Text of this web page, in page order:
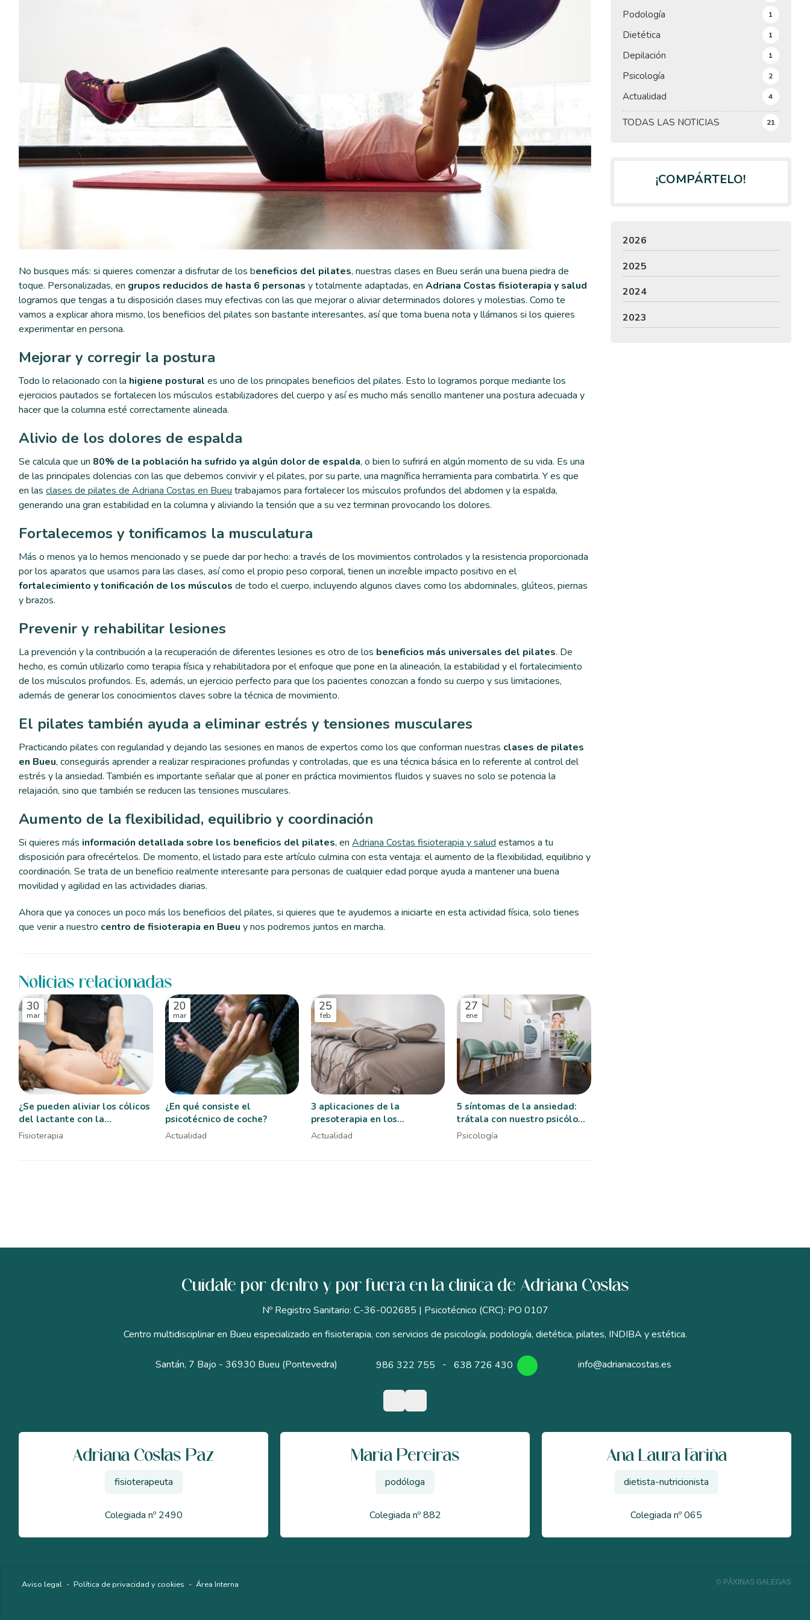
TODAS LAS NOTICIAS 21
Podología
1
Dietética 1
Depilación 1
Psicología 2
Actualidad 4
No busques más: si quieres comenzar a disfrutar de los beneficios del pilates, nuestras clases en Bueu serán una buena piedra de
toque. Personalizadas, en grupos reducidos de hasta 6 personas y totalmente adaptadas, enAdriana Costas fisioterapia y salud
logramos que tengas a tu disposición clases muy efectivas con las que mejorar o aliviar determinados dolores y molestias. Como te
vamos a explicar ahora mismo, los beneficios del pilates son bastante interesantes, así que toma buena nota y llámanos si los quieres
experimentar en persona.
Mejorar y corregir la postura
Todo lo relacionado con la higiene posturales uno de los principales beneficios del pilates. Esto lo logramos porque mediante los
ejercicios pautados se fortalecen los músculos estabilizadores del cuerpo y así es mucho más sencillo mantener una postura adecuada y
hacer que la columna esté correctamente alineada.
Alivio de los dolores de espalda
Se calcula que un 80% de la población ha sufrido ya algún dolor de espalda, o bien lo sufrirá en algún momento de su vida. Es una
de las principales dolencias con las que debemos convivir y el pilates, por su parte, una magnífica herramienta para combatirla. Y es que
en lasclases de pilates de Adriana Costas en Bueu trabajamos para fortalecer los músculos profundos del abdomen y la espalda,
generando una gran estabilidad en la columna y aliviando la tensión que a su vez terminan provocando los dolores.
Fortalecemos y tonificamos la musculatura
Más o menos ya lo hemos mencionado y se puede dar por hecho: a través de los movimientos controlados y la resistencia proporcionada
por los aparatos que usamos para las clases, así como el propio peso corporal, tienen un increíble impacto positivo en el
fortalecimiento y tonificación de los músculosde todo el cuerpo, incluyendo algunos claves como los abdominales, glúteos, piernas
y brazos.
Prevenir y rehabilitar lesiones
La prevención y la contribución a la recuperación de diferentes lesiones es otro de los beneficios más universales del pilates. De
hecho, es común utilizarlo como terapia física y rehabilitadora por el enfoque que pone en la alineación, la estabilidad y el fortalecimiento
de los músculos profundos. Es, además, un ejercicio perfecto para que los pacientes conozcan a fondo su cuerpo y sus limitaciones,
además de generar los conocimientos claves sobre la técnica de movimiento.
El pilates también ayuda a eliminar estrés y tensiones musculares
Practicando pilates con regularidad y dejando las sesiones en manos de expertos como los que conforman nuestras clases de pilates
en Bueu, conseguirás aprender a realizar respiraciones profundas y controladas, que es una técnica básica en lo referente al control del
estrés y la ansiedad. También es importante señalar que al poner en práctica movimientos fluidos y suaves no solo se potencia la
relajación, sino que también se reducen las tensiones musculares.
Aumento de la flexibilidad, equilibrio y coordinación
Si quieres más información detallada sobre los beneficios del pilates, enAdriana Costas fisioterapia y salud estamos a tu
disposición para ofrecértelos. De momento, el listado para este artículo culmina con esta ventaja: el aumento de la flexibilidad, equilibrio y
coordinación. Se trata de un beneficio realmente interesante para personas de cualquier edad porque ayuda a mantener una buena
movilidad y agilidad en las actividades diarias.
Ahora que ya conoces un poco más los beneficios del pilates, si quieres que te ayudemos a iniciarte en esta actividad física, solo tienes
que venir a nuestro centro de fisioterapia en Bueuy nos podremos juntos en marcha.
Noticias relacionadas
30
mar
¿Se pueden aliviar los cólicos
del lactante con la
fisioterapia pediátrica?
Fisioterapia
20
mar
¿En qué consiste el
psicotécnico de coche?
Actualidad
25
feb
3 aplicaciones de la
presoterapia en los
tratamientos de fisioterapia
Actualidad
27
ene
5 síntomas de la ansiedad:
trátala con nuestro psicólogo
en Bueu
Psicología
¡COMPÁRTELO!
2026
2025
2024
2023
Cuídate por dentro y por fuera en la clínica de Adriana Costas
Nº Registro Sanitario: C-36-002685 | Psicotécnico (CRC): PO 0107
Centro multidisciplinar en Bueu especializado en fisioterapia, con servicios de psicología, podología, dietética, pilates, INDIBA y estética.
Santán, 7 Bajo - 36930 Bueu (Pontevedra) 986 322 755 - 638 726 430 info@adrianacostas.es
Adriana Costas Paz
fisioterapeuta
Colegiada nº 2490
María Pereiras
podóloga
Colegiada nº 882
Ana Laura Fariña
dietista-nutricionista
Colegiada nº 065
Aviso legal - Política de privacidad y cookies - Área Interna © PÁXINAS GALEGAS